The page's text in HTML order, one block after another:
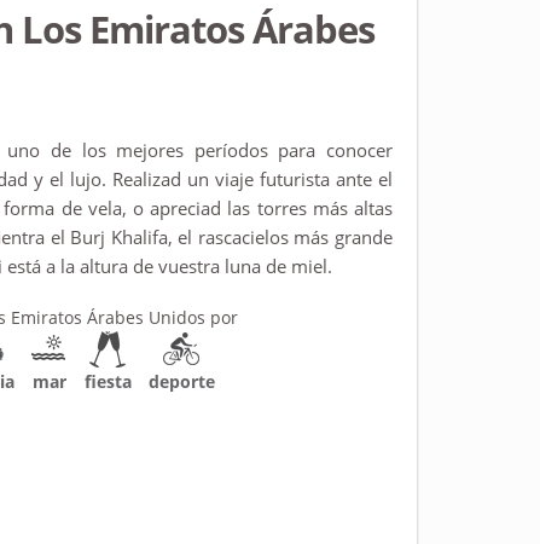
Los Emiratos Árabes
uno de los mejores períodos para conocer
y el lujo. Realizad un viaje futurista ante el
de vela, o apreciad las torres más altas
el Burj Khalifa, el rascacielos más grande
a la altura de vuestra luna de miel.
Emiratos Árabes Unidos por
mar fiesta deporte